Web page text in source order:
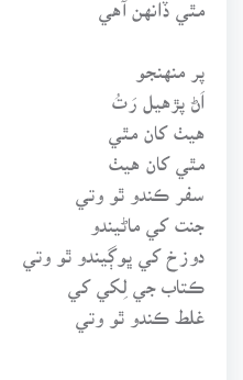
اَڻ پڙهيل رَتُ
هيٺ کان مٿي
مٿي کان هيٺ
سفر ڪندو ٿو وتي
جنت کي ماڻيندو
دوزخ کي ڀوڳيندو ٿو وتي
ڪتاب جي لِکي کي
غلط ڪندو ٿو وتي